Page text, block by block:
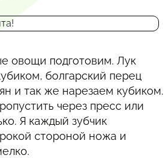
овощи подготовим. Лук
болгарский перец
и так же нарезаем кубиком.
через пресс или
Я каждый зубчик
стороной ножа и